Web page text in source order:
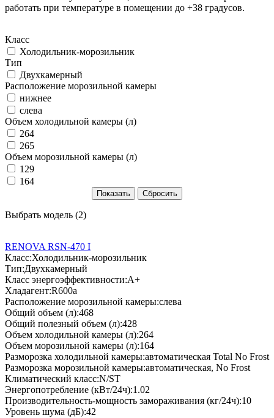
работать при температуре в помещении до +38 градусов.
Класс
Холодильник-морозильник
Тип
Двухкамерный
Расположение морозильной камеры
нижнее
слева
Объем холодильной камеры (л)
264
265
Объем морозильной камеры (л)
129
164
Выбрать модель (2)
RENOVA RSN-470 I
Класс:Холодильник-морозильник
Тип:Двухкамерный
Класс энергоэффективности:А+
Хладагент:R600a
Расположение морозильной камеры:слева
Общий объем (л):468
Общий полезный объем (л):428
Объем холодильной камеры (л):264
Объем морозильной камеры (л):164
Разморозка холодильной камеры:автоматическая Total No Frost
Разморозка морозильной камеры:автоматическая, No Frost
Климатический класс:N/ST
Энергопотребление (кВт/24ч):1.02
Производительность-мощность замораживания (кг/24ч):10
Уровень шума (дБ):42